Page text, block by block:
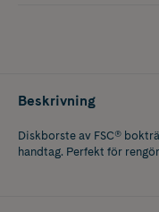
Beskrivning
Diskborste av FSC®
handtag. Perfekt för